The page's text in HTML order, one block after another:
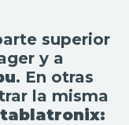
superior
y a
. En otras
la misma
tablatronix: